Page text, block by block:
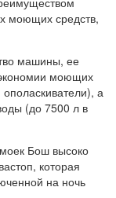
моющих средств,
машины, ее
моющих
а
(до 7500 л в
Бош высоко
которая
на ночь